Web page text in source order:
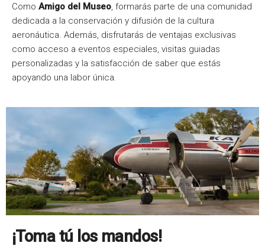
Como Amigo del Museo, formarás parte de una comunidad
dedicada a la conservación y difusión de la cultura
aeronáutica. Además, disfrutarás de ventajas exclusivas
como acceso a eventos especiales, visitas guiadas
personalizadas y la satisfacción de saber que estás
apoyando una labor única.
¡Toma tú los mandos!